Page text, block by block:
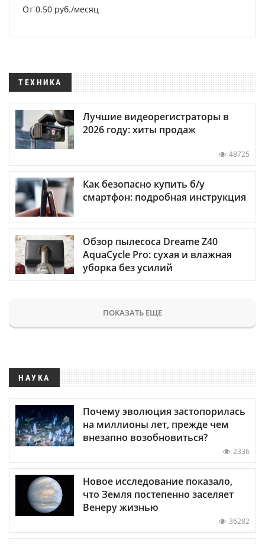
От 0.50 руб./месяц
ТЕХНИКА
Лучшие видеорегистраторы в
2026 году: хиты продаж
48725
Как безопасно купить б/у
смартфон: подробная инструкция
Обзор пылесоса Dreame Z40
AquaCycle Pro: сухая и влажная
уборка без усилий
ПОКАЗАТЬ ЕЩЕ
НАУКА
Почему эволюция застопорилась
на миллионы лет, прежде чем
внезапно возобновиться?
2336
Новое исследование показало,
что Земля постепенно заселяет
Венеру жизнью
36282